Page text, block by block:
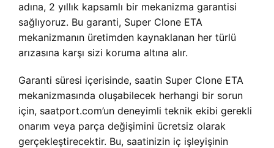
adına, 2 yıllık kapsamlı bir mekanizma garantisi
sağlıyoruz. Bu garanti, Super Clone ETA
mekanizmanın üretimden kaynaklanan her türlü
arızasına karşı sizi koruma altına alır.
Garanti süresi içerisinde, saatin Super Clone ETA
mekanizmasında oluşabilecek herhangi bir sorun
için, saatport.com’un deneyimli teknik ekibi gerekli
onarım veya parça değişimini ücretsiz olarak
gerçekleştirecektir. Bu, saatinizin iç işleyişinin